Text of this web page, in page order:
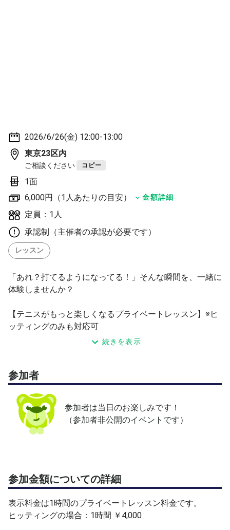
2026/6/26(金) 12:00-13:00
東京23区内
ご相談ください コピー
1面
6,000円（1人あたりの目安）
金額詳細
定員：1人
承認制（主催者の承認が必要です）
レッスン
「あれ？打てるようになってる！」そんな瞬間を、一緒に
体験しませんか？
【テニスがもっと楽しくなるプライベートレッスン】※ヒ
ッティングのみも対応可
2時間以上のレッスンや、複数人でのご参加も対応可能で
全国展開しているテニススクールで8年間の指導経験があ
ります。
テニスは「自分でプレーを選択する」スポーツ。
できるショットが増え、プレーの幅が広がることで、テニ
スはもっと楽しくなります！
す。ただし、無理なフォームの矯正は行いません。
現在の状態を踏まえたうえで、レベルアップに必要なアド
バイスをその都度お伝えしていきます。
続きを表示
参加者
参加者は当日のお楽しみです！
（参加者非公開のイベントです）
参加金額についての詳細
表示料金は1時間のプライベートレッスン料金です。
ヒッティングの場合：1時間 ￥4,000